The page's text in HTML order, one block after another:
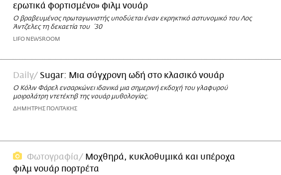
ερωτικά φορτισμένο» φιλμ νουάρ
Ο βραβευμένος πρωταγωνιστής υποδύεται έναν εκρηκτικό αστυνομικό του Λος
Άντζελες τη δεκαετία του ΄30
LIFO NEWSROOM
Daily Sugar: Μια σύγχρονη ωδή στο κλασικό νουάρ
Ο Κόλιν Φάρελ ενσαρκώνει ιδανικά μια σημερινή εκδοχή του γλαφυρού
μοιρολάτρη ντετέκτιβ της νουάρ μυθολογίας.
ΔΗΜΗΤΡΗΣ ΠΟΛΙΤΑΚΗΣ
Φωτογραφία
Μοχθηρά, κυκλοθυμικά και υπέροχα
φιλμ νουάρ πορτρέτα